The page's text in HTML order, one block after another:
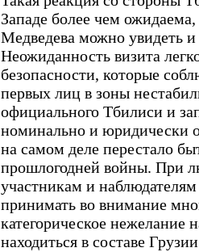
Западе более чем
Медведева можно увидеть
Неожиданность визита
безопасности, которые
первых лиц в зоны
официального Тбилиси и
номинально и юридически
на самом деле перестало
прошлогодней войны. При
участникам и
принимать во внимание
категорическое нежелание
находиться в составе